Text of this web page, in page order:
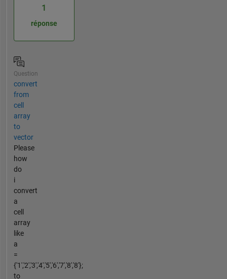
1
réponse
Question
convert
from
cell
array
to
vector
Please
how
do
i
convert
a
cell
array
like
a
=
{'1','2','3','4','5','6','7','8','8'};
to